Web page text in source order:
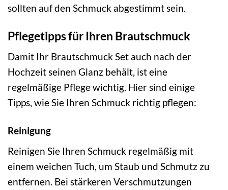
sollten auf den Schmuck abgestimmt sein.
Pflegetipps für Ihren Brautschmuck
Damit Ihr Brautschmuck Set auch nach der
Hochzeit seinen Glanz behält, ist eine
regelmäßige Pflege wichtig. Hier sind einige
Tipps, wie Sie Ihren Schmuck richtig pflegen:
Reinigung
Reinigen Sie Ihren Schmuck regelmäßig mit
einem weichen Tuch, um Staub und Schmutz zu
entfernen. Bei stärkeren Verschmutzungen